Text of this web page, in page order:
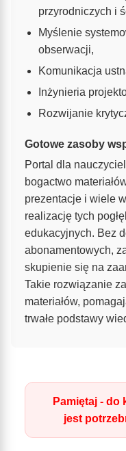
przyrodniczych i
Myślenie
obserwacji,
Komunikacja
Inżynieria
Rozwijanie
Gotowe zasoby
Portal dla
bogactwo
prezentacje i wiele
realizację tych
edukacyjnych. Bez
abonamentowych,
skupienie się na
Takie rozwiązanie
materiałów,
trwałe podstawy
Pamiętaj - do
jest